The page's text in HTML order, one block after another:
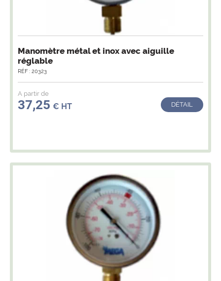
Manomètre métal et inox avec aiguille
réglable
RÉF : 20323
A partir de
37,25 € HT DÉTAIL